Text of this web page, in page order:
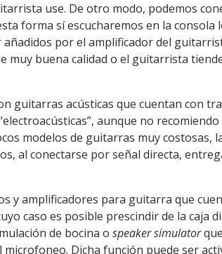
use. De otro modo, podemos
forma sí escucharemos en la consola
por el amplificador del
muy buena calidad o el guitarrista
guitarras acústicas que cuentan con
aunque no
modelos de guitarras muy costosas,
al conectarse por señal directa,
y amplificadores para guitarra que
caso es posible prescindir de la caja
de bocina o speaker simulator
Dicha función puede ser